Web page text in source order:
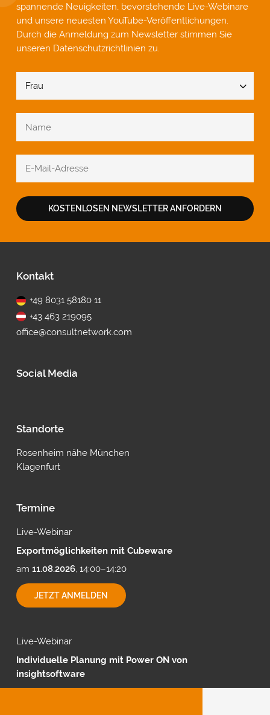
spannende Neuigkeiten, bevorstehende Live-Webinare
und unsere neuesten YouTube-Veröffentlichungen.
Durch die Anmeldung zum Newsletter stimmen Sie
unseren Datenschutzrichtlinien zu.
KOSTENLOSEN NEWSLETTER ANFORDERN
Fußbereich
Kontakt
+49 8031 58180 11
+43 463 219095
office@consultnetwork.com
Social Media
Standorte
Rosenheim nähe München
Klagenfurt
Termine
Live-Webinar
Exportmöglichkeiten mit Cubeware
am 11.08.2026, 14:00–14:20
JETZT ANMELDENEXPORTMÖGLICHKEITEN
MIT
Live-Webinar
Individuelle Planung mit Power ON von
insightsoftware